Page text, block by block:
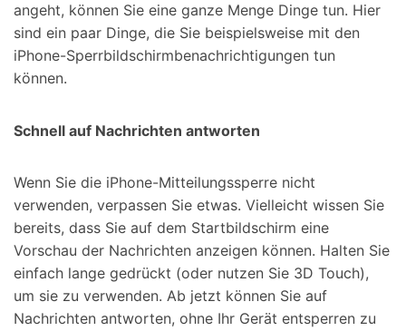
angeht, können Sie eine ganze Menge Dinge tun. Hier
sind ein paar Dinge, die Sie beispielsweise mit den
iPhone-Sperrbildschirmbenachrichtigungen tun
können.
Schnell auf Nachrichten antworten
Wenn Sie die iPhone-Mitteilungssperre nicht
verwenden, verpassen Sie etwas. Vielleicht wissen Sie
bereits, dass Sie auf dem Startbildschirm eine
Vorschau der Nachrichten anzeigen können. Halten Sie
einfach lange gedrückt (oder nutzen Sie 3D Touch),
um sie zu verwenden. Ab jetzt können Sie auf
Nachrichten antworten, ohne Ihr Gerät entsperren zu